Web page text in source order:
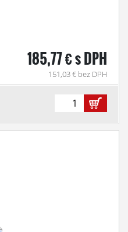
185,77 € s DPH
151,03 € bez DPH